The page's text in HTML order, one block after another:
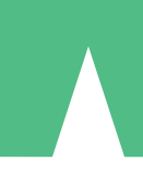
10 Descargas
20 00